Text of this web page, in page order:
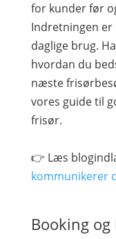
for kunder før
Indretningen er
daglige brug.
hvordan du
næste
vores guide til
frisør.
👉 Læs
kommunikerer
Booking